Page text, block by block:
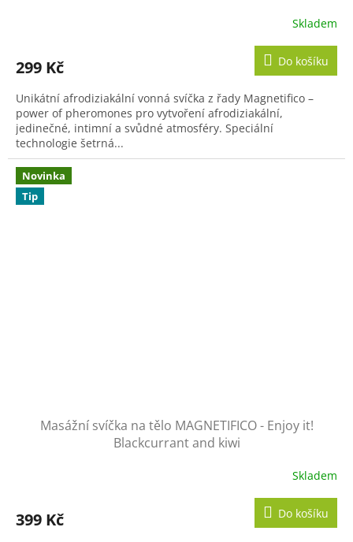
Skladem
299 Kč Do košíku
Unikátní afrodiziakální vonná svíčka z řady Magnetifico –
power of pheromones pro vytvoření afrodiziakální,
jedinečné, intimní a svůdné atmosféry. Speciální
technologie šetrná...
Novinka
Tip
Masážní svíčka na tělo MAGNETIFICO - Enjoy it!
Blackcurrant and kiwi
Skladem
399 Kč Do košíku